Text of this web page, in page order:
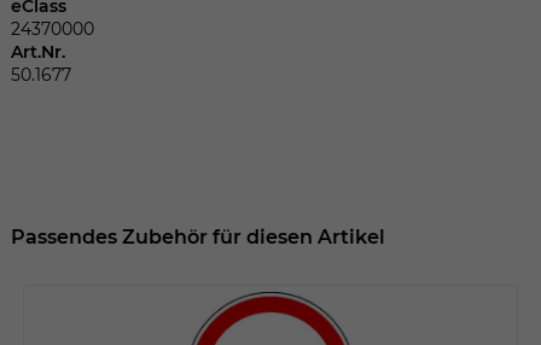
eClass
24370000
Art.Nr.
50.1677
Passendes Zubehör für diesen Artikel
Zweck
Sitzungsende